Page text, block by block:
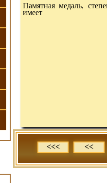
Памятная медаль,
имеет
<<< <<